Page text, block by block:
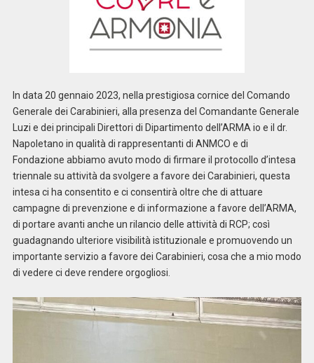
In data 20 gennaio 2023, nella prestigiosa cornice del Comando
Generale dei Carabinieri, alla presenza del Comandante Generale
Luzi e dei principali Direttori di Dipartimento dell’ARMA io e il dr.
Napoletano in qualità di rappresentanti di ANMCO e di
Fondazione abbiamo avuto modo di firmare il protocollo d’intesa
triennale su attività da svolgere a favore dei Carabinieri, questa
intesa ci ha consentito e ci consentirà oltre che di attuare
campagne di prevenzione e di informazione a favore dell’ARMA,
di portare avanti anche un rilancio delle attività di RCP; così
guadagnando ulteriore visibilità istituzionale e promuovendo un
importante servizio a favore dei Carabinieri, cosa che a mio modo
di vedere ci deve rendere orgogliosi.